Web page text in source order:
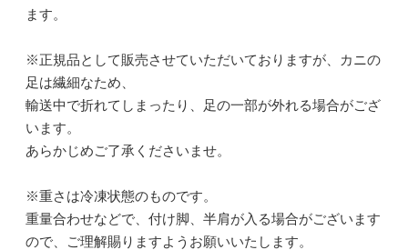
ます。
※正規品として販売させていただいておりますが、カニの
足は繊細なため、
輸送中で折れてしまったり、足の一部が外れる場合がござ
います。
あらかじめご了承くださいませ。
※重さは冷凍状態のものです。
重量合わせなどで、付け脚、半肩が入る場合がございます
ので、ご理解賜りますようお願いいたします。